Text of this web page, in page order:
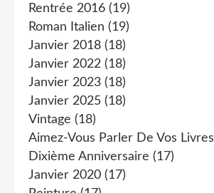
Rentrée 2016 (19)
Roman Italien (19)
Janvier 2018 (18)
Janvier 2022 (18)
Janvier 2023 (18)
Janvier 2025 (18)
Vintage (18)
Aimez-Vous Parler De Vos Livres
Dixième Anniversaire (17)
Janvier 2020 (17)